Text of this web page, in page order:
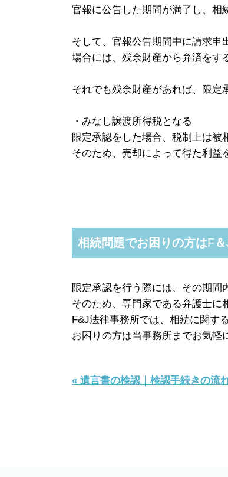
官報に公告した期間が満了し、相
そして、官報公告期間中に請求申
場合には、残余財産から弁済をす
それでも残余財産があれば、限定
・みなし譲渡所得税となる
限定承認をした場合、税制上は被
そのため、売却によって得た利益
相続問題でお困りの方はF＆
限定承認を行う際には、その期間
そのため、専門家である弁護士に
F&J法律事務所では、相続に関す
お困りの方は当事務所までお気軽
« 遺言書の検認｜検認手続きの流